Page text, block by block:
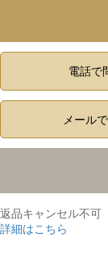
電話で
メール
返品キャンセル不可
詳細はこちら